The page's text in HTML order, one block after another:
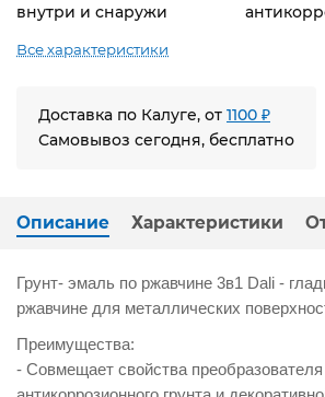
внутри и снаружи
Все характеристики
Доставка по Калуге, от 1100 ₽
Самовывоз сегодня, бесплатно
Описание Характеристики
Грунт- эмаль по ржавчине 3в1 Dali -
ржавчине для металлических
Преимущества:
- Совмещает свойства